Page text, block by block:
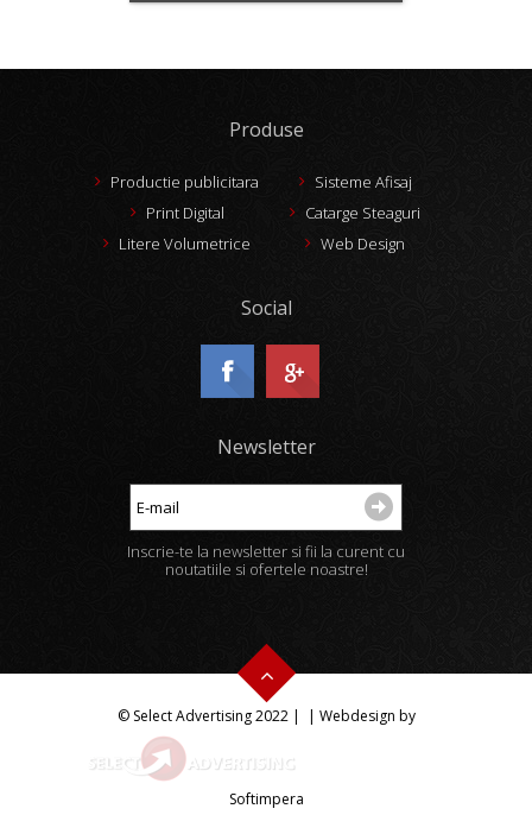
Produse
Productie publicitara
Sisteme Afisaj
Print Digital
Catarge Steaguri
Litere Volumetrice
Web Design
Social
Newsletter
Inscrie-te la newsletter si fii la curent cu
noutatiile si ofertele noastre!
© Select Advertising 2022 | | Webdesign by
Softimpera